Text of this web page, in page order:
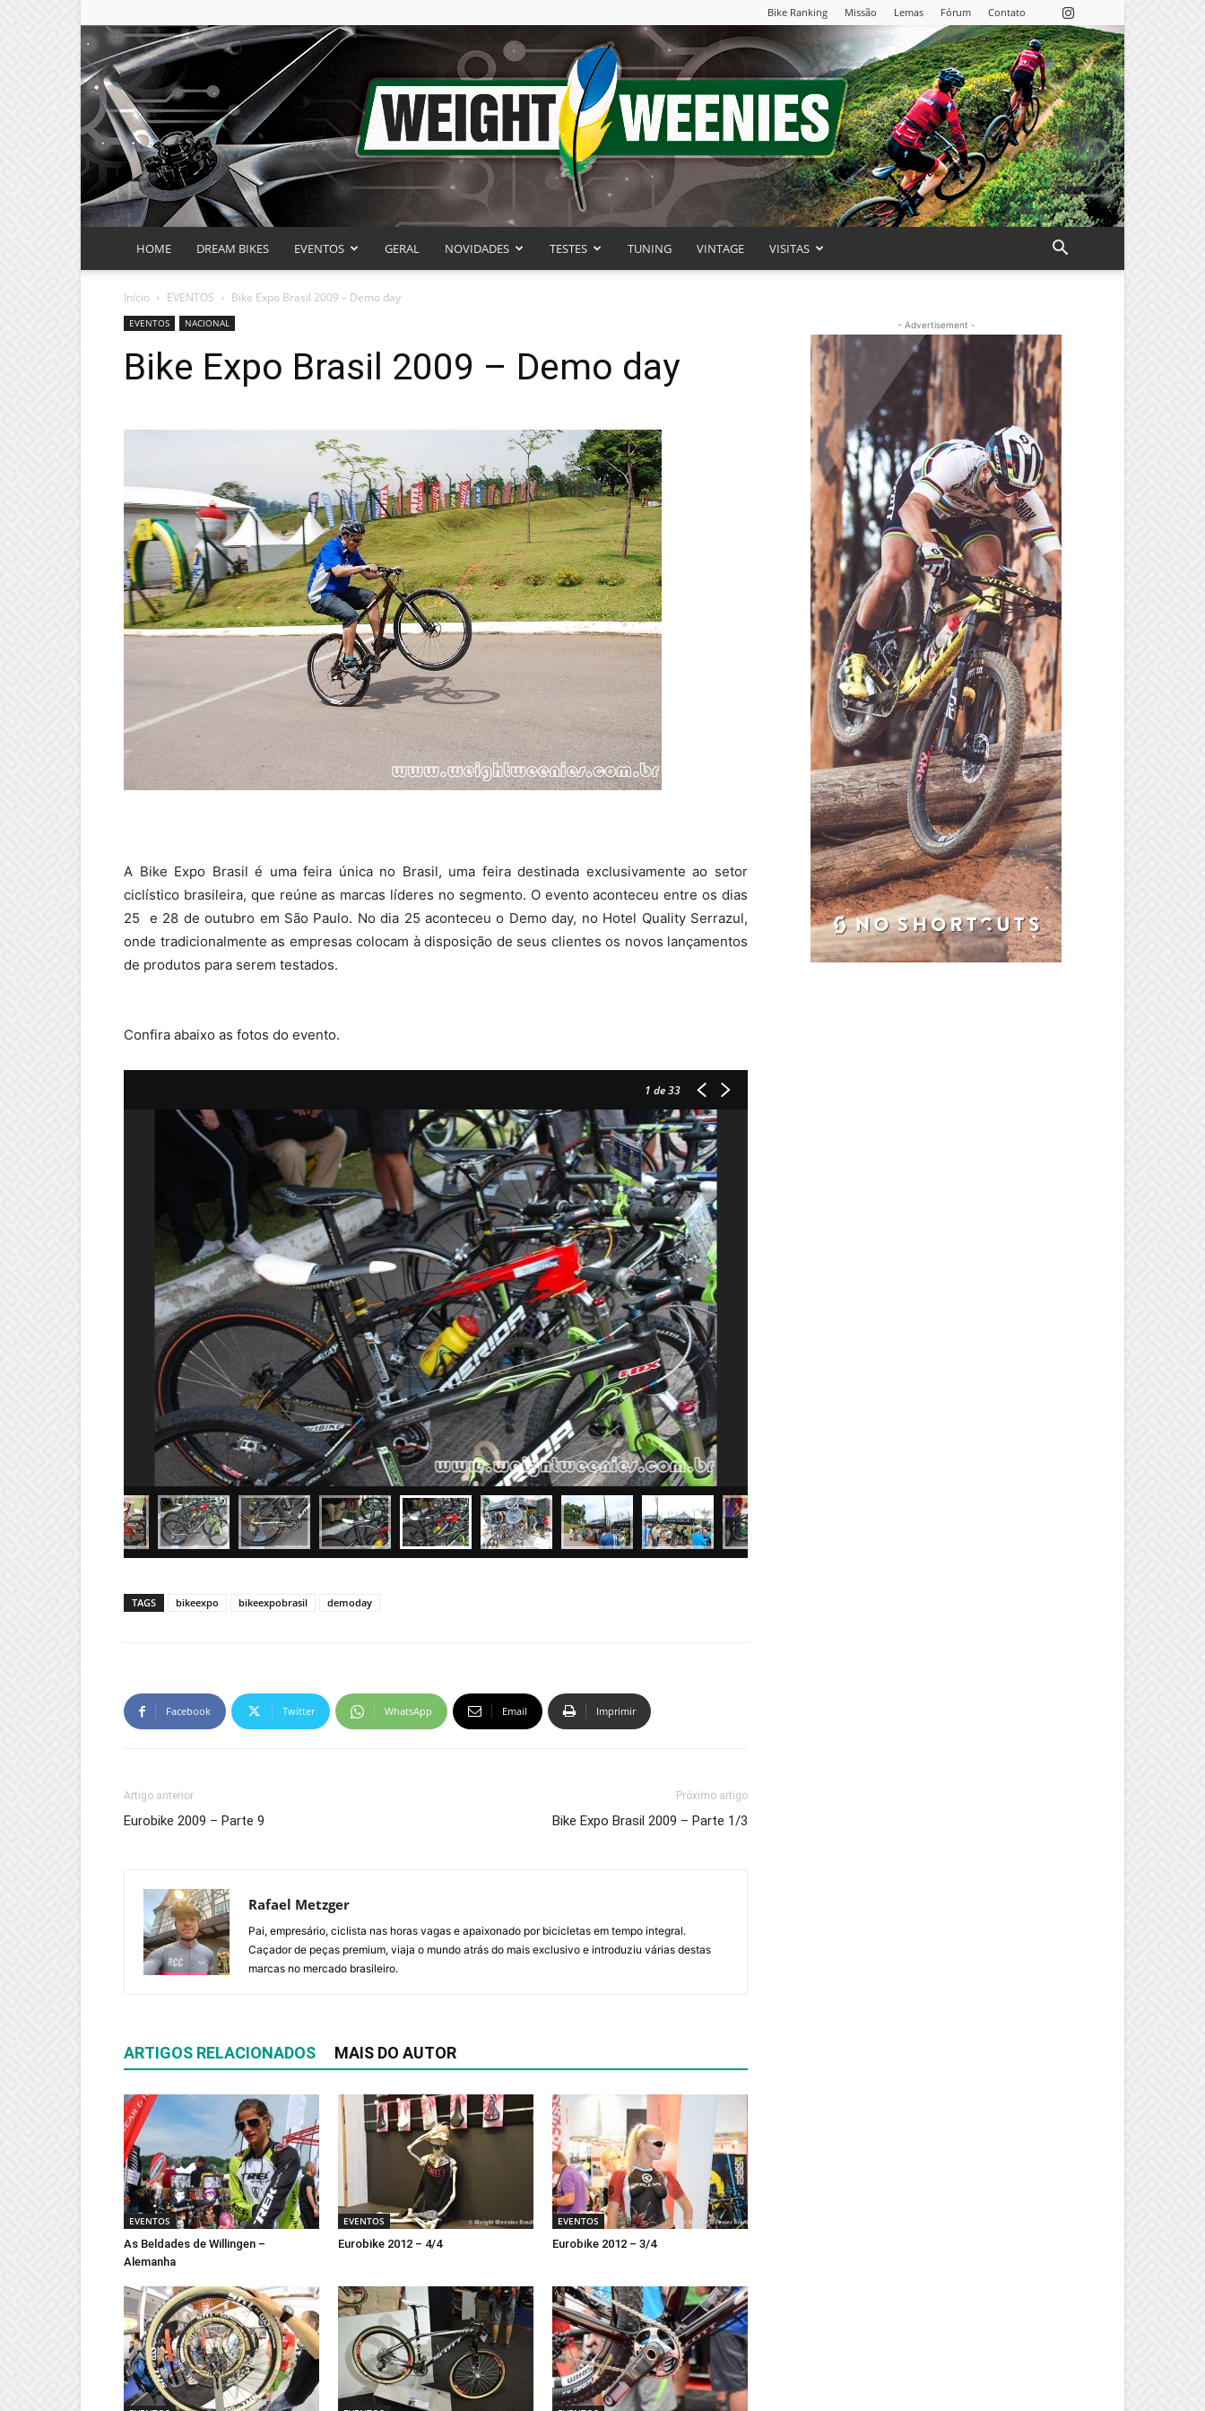
Bike Ranking Missão Lemas Fórum Contato
–
Portal
de
Notícias
HOME DREAM BIKES EVENTOS GERAL NOVIDADES TESTES TUNING VINTAGE VISITAS
Início EVENTOS Bike Expo Brasil 2009 – Demo day
EVENTOS NACIONAL
Bike Expo Brasil 2009 – Demo day
A Bike Expo Brasil é uma feira única no Brasil, uma feira destinada exclusivamente ao setor
ciclístico brasileira, que reúne as marcas líderes no segmento. O evento aconteceu entre os dias
25 e 28 de outubro em São Paulo. No dia 25 aconteceu o Demo day, no Hotel Quality Serrazul,
onde tradicionalmente as empresas colocam à disposição de seus clientes os novos lançamentos
de produtos para serem testados.
Confira abaixo as fotos do evento.
1 de 33
TAGS bikeexpo bikeexpobrasil demoday
Facebook Twitter WhatsApp Email Imprimir
Artigo anterior
Eurobike 2009 – Parte 9
Próximo artigo
Bike Expo Brasil 2009 – Parte 1/3
Rafael Metzger
Pai, empresário, ciclista nas horas vagas e apaixonado por bicicletas em tempo integral.
Caçador de peças premium, viaja o mundo atrás do mais exclusivo e introduziu várias destas
marcas no mercado brasileiro.
ARTIGOS RELACIONADOS MAIS DO AUTOR
EVENTOS
As Beldades de Willingen –
Alemanha
EVENTOS
Eurobike 2012 – 4/4
EVENTOS
Eurobike 2012 – 3/4
- Advertisement -